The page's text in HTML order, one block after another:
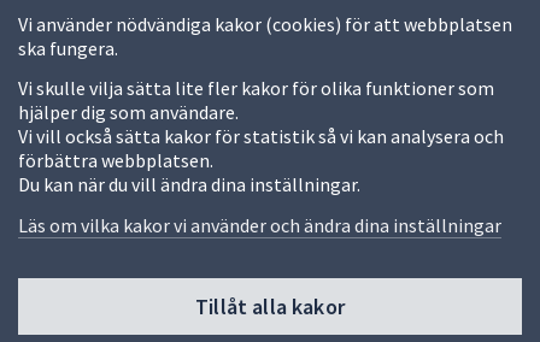
Vi använder nödvändiga kakor (cookies) för att webbplatsen
ska fungera.
Vi skulle vilja sätta lite fler kakor för olika funktioner som
hjälper dig som användare.
Vi vill också sätta kakor för statistik så vi kan analysera och
förbättra webbplatsen.
Du kan när du vill ändra dina inställningar.
Läs om vilka kakor vi använder och ändra dina inställningar
Tillåt alla kakor
Allmänna handlingar och diarium
Behandling av personuppgifter
Kakor
Språk (other languages)
Tillgänglighetsredogörelse
Fler sätt att följa oss